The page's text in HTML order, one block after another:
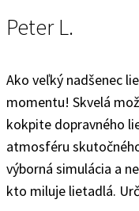
Peter L.
Ako veľký nadšenec
momentu! Skvelá
kokpite dopravného
atmosféru
výborná simulácia a
kto miluje lietadlá.